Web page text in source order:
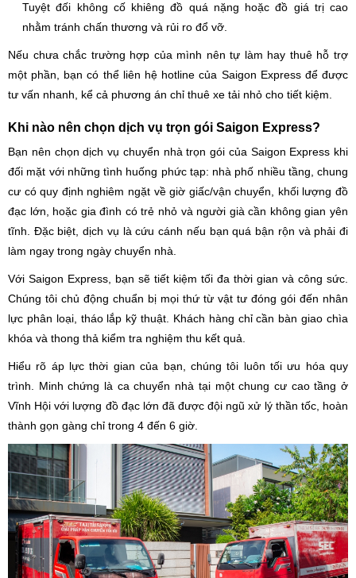
Tuyệt đối không cố khiêng đồ quá nặng hoặc đồ giá trị cao
nhằm tránh chấn thương và rủi ro đổ vỡ.
Nếu chưa chắc trường hợp của mình nên tự làm hay thuê hỗ trợ
một phần, bạn có thể liên hệ hotline của Saigon Express để được
tư vấn nhanh, kể cả phương án chỉ thuê xe tải nhỏ cho tiết kiệm.
Khi nào nên chọn dịch vụ trọn gói Saigon Express?
Bạn nên chọn dịch vụ chuyển nhà trọn gói của Saigon Express khi
đối mặt với những tình huống phức tạp: nhà phố nhiều tầng, chung
cư có quy định nghiêm ngặt về giờ giấc/vận chuyển, khối lượng đồ
đạc lớn, hoặc gia đình có trẻ nhỏ và người già cần không gian yên
tĩnh. Đặc biệt, dịch vụ là cứu cánh nếu bạn quá bận rộn và phải đi
làm ngay trong ngày chuyển nhà.
Với Saigon Express, bạn sẽ tiết kiệm tối đa thời gian và công sức.
Chúng tôi chủ động chuẩn bị mọi thứ từ vật tư đóng gói đến nhân
lực phân loại, tháo lắp kỹ thuật. Khách hàng chỉ cần bàn giao chìa
khóa và thong thả kiểm tra nghiệm thu kết quả.
Hiểu rõ áp lực thời gian của bạn, chúng tôi luôn tối ưu hóa quy
trình. Minh chứng là ca chuyển nhà tại một chung cư cao tầng ở
Vĩnh Hội với lượng đồ đạc lớn đã được đội ngũ xử lý thần tốc, hoàn
thành gọn gàng chỉ trong 4 đến 6 giờ.